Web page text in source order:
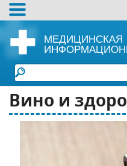
МЕДИЦИНСКАЯ
Вино и